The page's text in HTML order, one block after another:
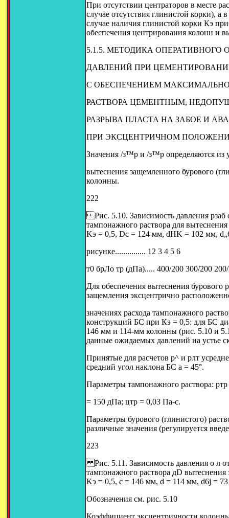
При отсутствии центраторов в месте
случае отсутствия глинистой корки),
случае наличия глинистой корки Кэ
обеспечения центрирования колонн и
5.1.5. МЕТОДИКА
ДАВЛЕНИЙ ПРИ
С ОБЕСПЕЧЕНИЕМ
РАСТВОРА ЦЕМЕНТНЫМ,
РАЗРЫВА ПЛАСТА НА ЗАБОЕ И
ПРИ ЭКСЦЕНТРИЧНОМ
Значения /з™р и /з™р определяются из
вытеснения защемленного бурового
колонны.
222
Рис. 5.10. Зависимость давления рзаб
тампонажного раствора для
Kэ = 0,5, Dc = 124 мм, dHK = 102 мм,
рисунке............... 12 3 4 5 6
т0 брЛо тр (дПа)..... 400/200 300/200
Для обеспечения вытеснения
защемления эксцентрично
значениях расхода тампонажного
конструкций БС при Кэ = 0,5: для БС
146 мм и 114-мм колонны (рис. 5.10 и
данные ожидаемых давлений на устье
Принятые для расчетов р^ и рлт
средний угол наклона БС а = 45°.
Параметры тампонажного раствора:
= 150 дПа; цтр = 0,03 Па-с.
Параметры бурового (глинистого)
различные значения (регулируется
223
Рис. 5.11. Зависимость давления о л
тампонажного раствора дD вытеснения
Kэ = 0,5, с = 146 мм, d = 114 мм, d6j =
Обозначения см. рис. 5.10
Коэффициент эксцентричности